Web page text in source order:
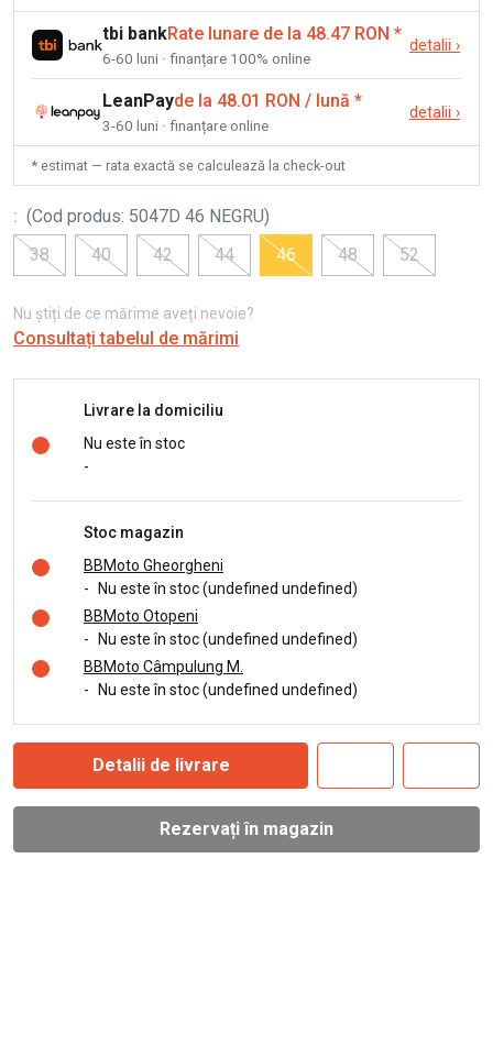
tbi bankRate lunare de la 48.47 RON *
6-60 luni · finanțare 100% online
detalii ›
LeanPayde la 48.01 RON / lună *
3-60 luni · finanțare online
detalii ›
* estimat — rata exactă se calculează la check-out
: (Cod produs: 5047D 46 NEGRU)
38
40 42 44 46 48 52
Nu știți de ce mărime aveți nevoie?
Consultați tabelul de mărimi
Livrare la domiciliu
Nu este în stoc
-
Stoc magazin
BBMoto Gheorgheni
-
Nu este în stoc (undefined undefined)
BBMoto Otopeni
-
Nu este în stoc (undefined undefined)
BBMoto Câmpulung M.
-
Nu este în stoc (undefined undefined)
Detalii de livrare
Rezervați în magazin